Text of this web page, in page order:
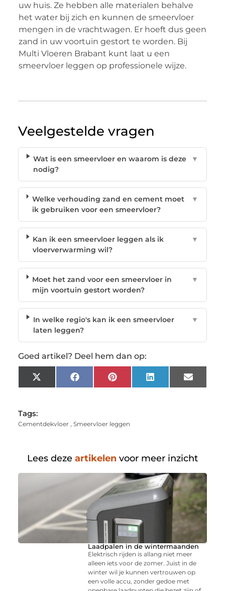
uw huis. Ze hebben alle materialen behalve
het water bij zich en kunnen de smeervloer
mengen in de vrachtwagen. Er hoeft dus geen
zand in uw voortuin gestort te worden. Bij
Multi Vloeren Brabant kunt laat u een
smeervloer leggen op professionele wijze.
Veelgestelde vragen
Wat is een smeervloer en waarom is deze
nodig?
▼
Welke verhouding zand en cement moet
ik gebruiken voor een smeervloer?
▼
Kan ik een smeervloer leggen als ik
vloerverwarming wil?
▼
Moet het zand voor een smeervloer in
mijn voortuin gestort worden?
▼
In welke regio's kan ik een smeervloer
laten leggen?
▼
Goed artikel? Deel hem dan op:
X
(Twitter)
FacebookPinterest LinkedIn Email
Tags:
Cementdekvloer, Smeervloer leggen
Lees deze artikelen voor meer inzicht
Laadpalen in de wintermaanden
Elektrisch rijden is allang niet meer
alleen iets voor de zomer. Juist in de
winter wil je kunnen vertrouwen op
een volle accu, zonder gedoe met